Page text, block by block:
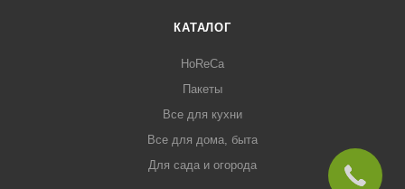
КАТАЛОГ
HoReCa
Пакеты
Все для кухни
Все для дома, быта
Для сада и огорода